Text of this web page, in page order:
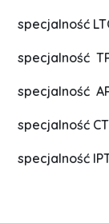
specjalność
specjalność
specjalność
specjalność
specjalność